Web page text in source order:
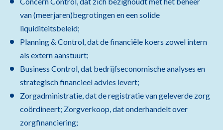
van (meerjaren)begrotingen en een solide
liquiditeitsbeleid;
Planning & Control, dat de financiële koers zowel intern
als extern aanstuurt;
Business Control, dat bedrijfseconomische analyses en
strategisch financieel advies levert;
Zorgadministratie, dat de registratie van geleverde zorg
coördineert; Zorgverkoop, dat onderhandelt over
zorgfinanciering;